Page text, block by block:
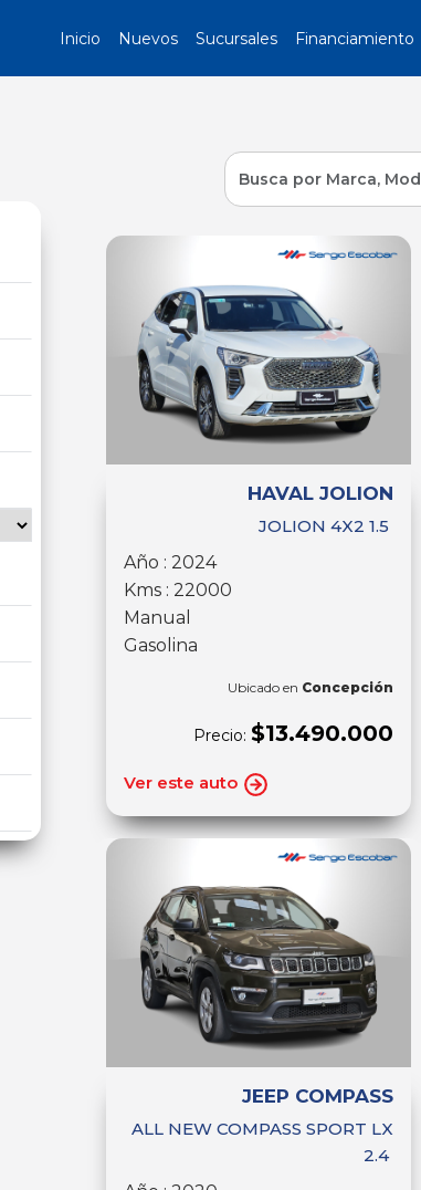
Inicio Nuevos Sucursales Financiamiento
HAVAL JOLION
JOLION 4X2 1.5
Año : 2024
Kms : 22000
Manual
Gasolina
Ubicado en Concepción
Precio: $13.490.000
Ver este auto
JEEP COMPASS
ALL NEW COMPASS SPORT LX
2.4